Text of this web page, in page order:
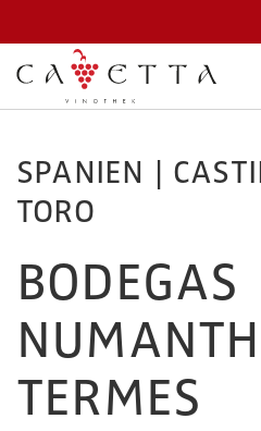
SPANIEN |
TORO
BODEGAS
TERMES